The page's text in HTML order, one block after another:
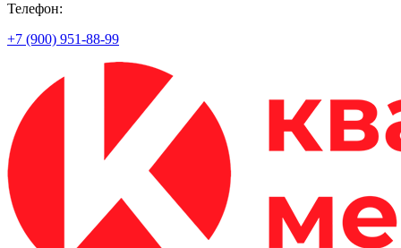
Телефон:
+7 (900) 951-88-99